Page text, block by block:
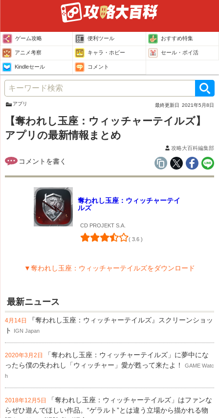
ゲーム攻略 便利ツール おすすめ特集
アニメ考察 キャラ・ホビー セール・ポイ活
Kindleセール コメント
アプリ 最終更新日 2021年5月8日
【奪われし玉座：ウィッチャーテイルズ】
アプリの最新情報まとめ
攻略大百科編集部
奪われし玉座：ウィッチャーテイ
ルズ
CD PROJEKT S.A.
( 3.6 )
▼奪われし玉座：ウィッチャーテイルズをダウンロード
最新ニュース
4月14日
『奪われし玉座：ウィッチャーテイルズ』スクリーンショッ
ト
IGN Japan
2020年3月2日
「奪われし玉座：ウィッチャーテイルズ」に夢中にな
ったら僕の失われし「ウィッチャー」愛が甦って来たよ！
GAME Watc
h
2018年12月5日
「奪われし玉座：ウィッチャーテイルズ」はファンな
らぜひ遊んでほしい作品。“ゲラルト”とは違う立場から描かれる物